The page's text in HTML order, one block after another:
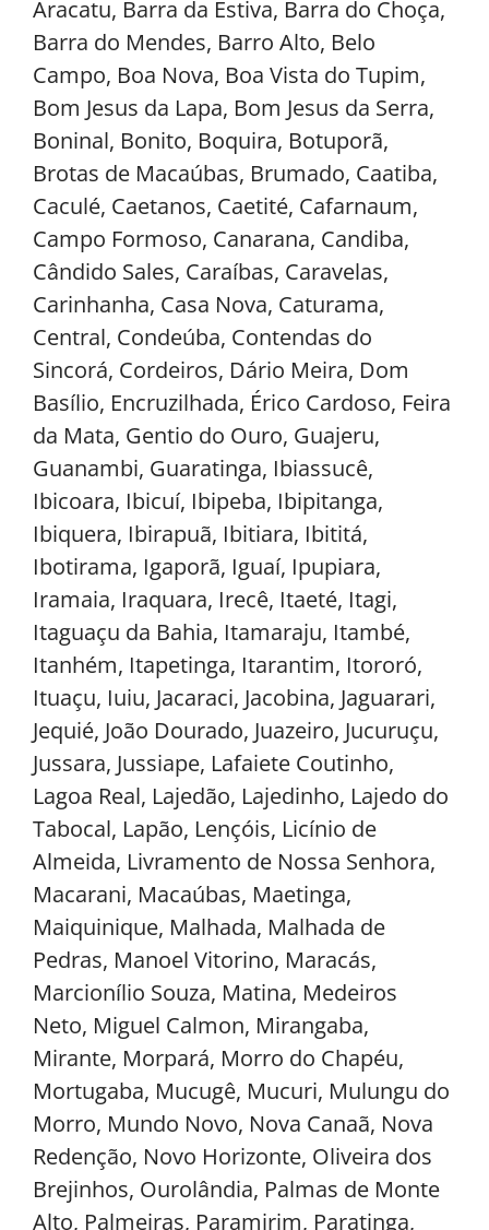
Aracatu, Barra da Estiva, Barra do Choça,
Barra do Mendes, Barro Alto, Belo
Campo, Boa Nova, Boa Vista do Tupim,
Bom Jesus da Lapa, Bom Jesus da Serra,
Boninal, Bonito, Boquira, Botuporã,
Brotas de Macaúbas, Brumado, Caatiba,
Caculé, Caetanos, Caetité, Cafarnaum,
Campo Formoso, Canarana, Candiba,
Cândido Sales, Caraíbas, Caravelas,
Carinhanha, Casa Nova, Caturama,
Central, Condeúba, Contendas do
Sincorá, Cordeiros, Dário Meira, Dom
Basílio, Encruzilhada, Érico Cardoso, Feira
da Mata, Gentio do Ouro, Guajeru,
Guanambi, Guaratinga, Ibiassucê,
Ibicoara, Ibicuí, Ibipeba, Ibipitanga,
Ibiquera, Ibirapuã, Ibitiara, Ibititá,
Ibotirama, Igaporã, Iguaí, Ipupiara,
Iramaia, Iraquara, Irecê, Itaeté, Itagi,
Itaguaçu da Bahia, Itamaraju, Itambé,
Itanhém, Itapetinga, Itarantim, Itororó,
Ituaçu, Iuiu, Jacaraci, Jacobina, Jaguarari,
Jequié, João Dourado, Juazeiro, Jucuruçu,
Jussara, Jussiape, Lafaiete Coutinho,
Lagoa Real, Lajedão, Lajedinho, Lajedo do
Tabocal, Lapão, Lençóis, Licínio de
Almeida, Livramento de Nossa Senhora,
Macarani, Macaúbas, Maetinga,
Maiquinique, Malhada, Malhada de
Pedras, Manoel Vitorino, Maracás,
Marcionílio Souza, Matina, Medeiros
Neto, Miguel Calmon, Mirangaba,
Mirante, Morpará, Morro do Chapéu,
Mortugaba, Mucugê, Mucuri, Mulungu do
Morro, Mundo Novo, Nova Canaã, Nova
Redenção, Novo Horizonte, Oliveira dos
Brejinhos, Ourolândia, Palmas de Monte
Alto, Palmeiras, Paramirim, Paratinga,